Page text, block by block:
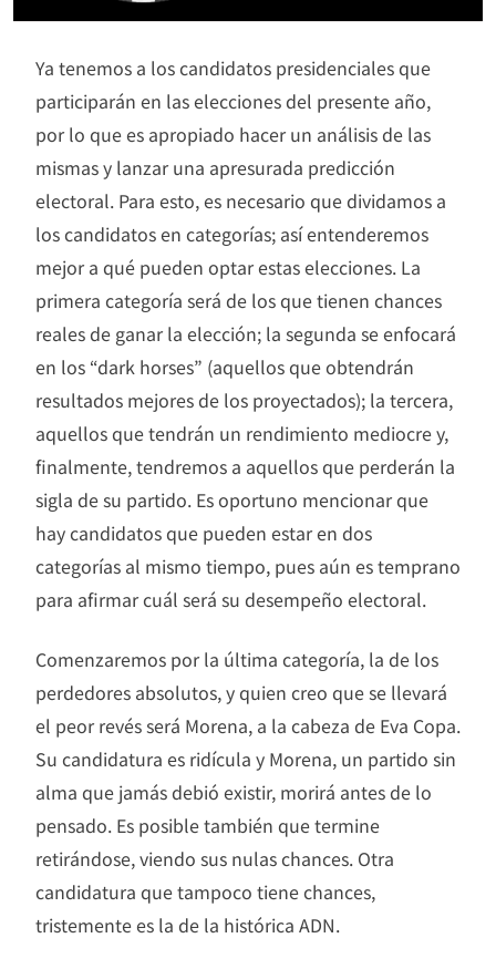
Ya tenemos a los candidatos presidenciales que
participarán en las elecciones del presente año,
por lo que es apropiado hacer un análisis de las
mismas y lanzar una apresurada predicción
electoral. Para esto, es necesario que dividamos a
los candidatos en categorías; así entenderemos
mejor a qué pueden optar estas elecciones. La
primera categoría será de los que tienen chances
reales de ganar la elección; la segunda se enfocará
en los “dark horses” (aquellos que obtendrán
resultados mejores de los proyectados); la tercera,
aquellos que tendrán un rendimiento mediocre y,
finalmente, tendremos a aquellos que perderán la
sigla de su partido. Es oportuno mencionar que
hay candidatos que pueden estar en dos
categorías al mismo tiempo, pues aún es temprano
para afirmar cuál será su desempeño electoral.
Comenzaremos por la última categoría, la de los
perdedores absolutos, y quien creo que se llevará
el peor revés será Morena, a la cabeza de Eva Copa.
Su candidatura es ridícula y Morena, un partido sin
alma que jamás debió existir, morirá antes de lo
pensado. Es posible también que termine
retirándose, viendo sus nulas chances. Otra
candidatura que tampoco tiene chances,
tristemente es la de la histórica ADN.